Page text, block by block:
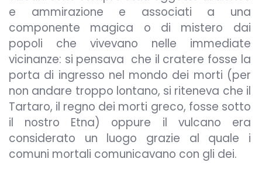
e ammirazione e associati a una
componente magica o di mistero dai
popoli che vivevano nelle immediate
vicinanze: si pensava che il cratere fosse la
porta di ingresso nel mondo dei morti (per
non andare troppo lontano, si riteneva che il
Tartaro, il regno dei morti greco, fosse sotto
il nostro Etna) oppure il vulcano era
considerato un luogo grazie al quale i
comuni mortali comunicavano con gli dei.